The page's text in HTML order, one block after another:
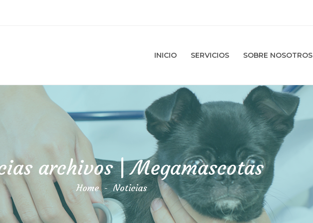
INICIO SERVICIOS SOBRE NOSOTROS
archivos | Megamascotas
Home - Noticias